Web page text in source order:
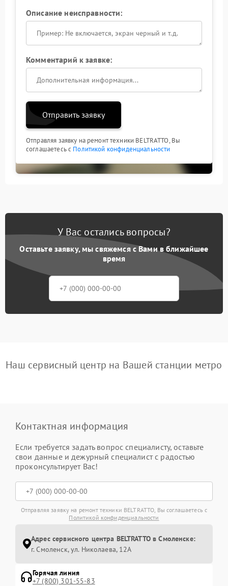
Описание неисправности:
Комментарий к заявке:
Отправить заявку
Отправляя заявку на ремонт техники BELTRATTO, Вы
соглашаетесь с Политикой конфиденциальности
У Вас остались вопросы?
Оставьте заявку, мы свяжемся с Вами в ближайшее
время
Наш сервисный центр на Вашей станции метро
Контактная информация
Если требуется задать вопрос специалисту, оставьте
свои данные и дежурный специалист с радостью
проконсультирует Вас!
Отправляя заявку на ремонт техники BELTRATTO, Вы соглашаетесь с
Политикой конфиденциальности
Адрес сервисного центра BELTRATTO в Смоленске:
г. Смоленск, ул. Николаева, 12А
Горячая линия
+7 (800) 301-55-83